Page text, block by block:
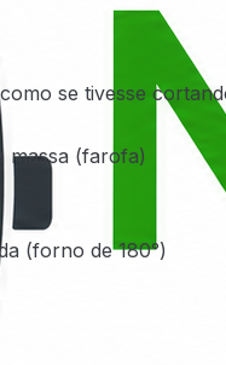
se tivesse
massa (farofa)
(forno de 180°)